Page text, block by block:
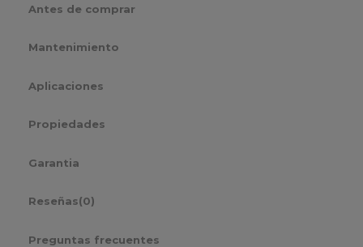
Antes de comprar
Mantenimiento
Aplicaciones
Propiedades
Garantia
Reseñas(0)
Preguntas frecuentes